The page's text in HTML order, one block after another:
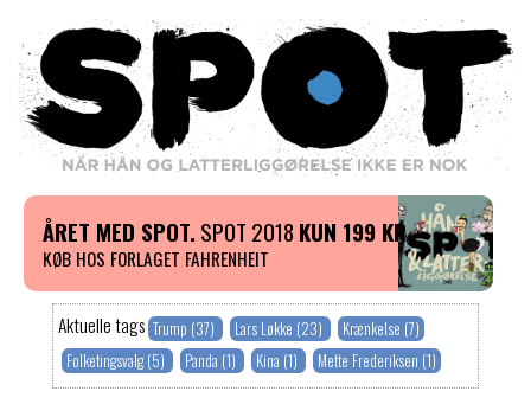
ÅRET MED SPOT.SPOT 2018 KUN 199 KR
KØB HOS FORLAGET FAHRENHEIT
Aktuelle tags Trump (37) Lars Løkke (23)
Krænkelse (7)
Folketingsvalg (5)
Panda (1) Kina (1) Mette Frederiksen (1)